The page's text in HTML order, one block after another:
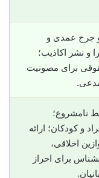
جرح عمدی و
و نشر اکاذیب؛
برای مصونیت
نامشروع؛
و کودکان؛ ارائه
اخلاقی،
برای احراز